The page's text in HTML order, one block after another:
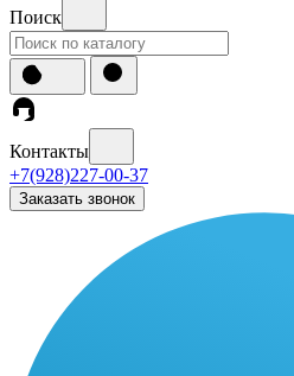
Поиск
Контакты
+7(928)227-00-37
Заказать звонок